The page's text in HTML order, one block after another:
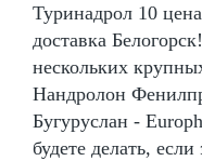
Туринадрол 10
доставка
нескольких
Нандролон
Бугуруслан -
будете делать,